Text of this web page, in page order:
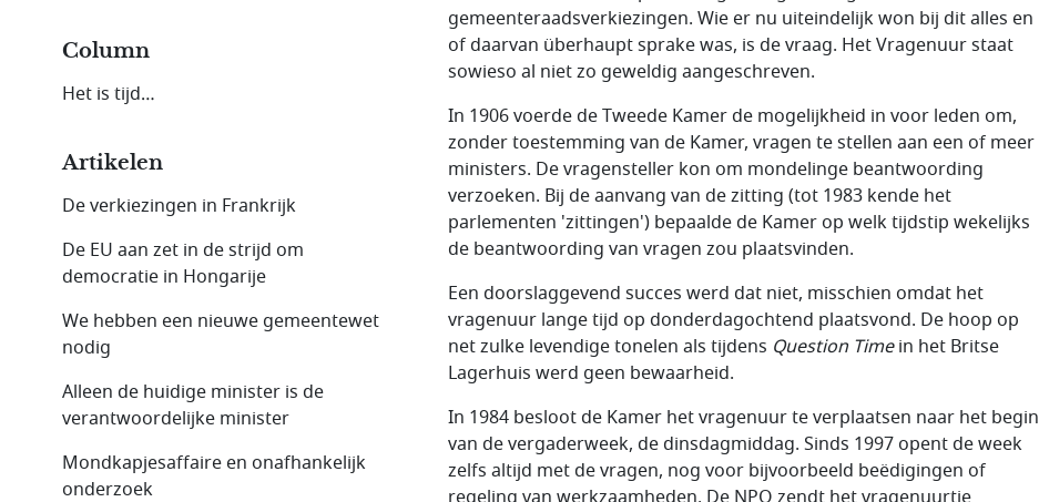
gemeenteraadsverkiezingen. Wie er nu uiteindelijk won bij dit alles en
of daarvan überhaupt sprake was, is de vraag. Het Vragenuur staat
sowieso al niet zo geweldig aangeschreven.
In 1906 voerde de Tweede Kamer de mogelijkheid in voor leden om,
zonder toestemming van de Kamer, vragen te stellen aan een of meer
ministers. De vragensteller kon om mondelinge beantwoording
verzoeken. Bij de aanvang van de zitting (tot 1983 kende het
parlementen 'zittingen') bepaalde de Kamer op welk tijdstip wekelijks
de beantwoording van vragen zou plaatsvinden.
Een doorslaggevend succes werd dat niet, misschien omdat het
vragenuur lange tijd op donderdagochtend plaatsvond. De hoop op
net zulke levendige tonelen als tijdens Question Timein het Britse
Lagerhuis werd geen bewaarheid.
In 1984 besloot de Kamer het vragenuur te verplaatsen naar het begin
van de vergaderweek, de dinsdagmiddag. Sinds 1997 opent de week
zelfs altijd met de vragen, nog voor bijvoorbeeld beëdigingen of
Column
Het is tijd…
Artikelen
De verkiezingen in Frankrijk
De EU aan zet in de strijd om
democratie in Hongarije
We hebben een nieuwe gemeentewet
nodig
Alleen de huidige minister is de
verantwoordelijke minister
Mondkapjesaffaire en onafhankelijk
onderzoek